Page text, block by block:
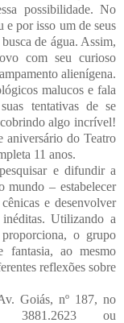
possibilidade. No
e por isso um de seus
de água. Assim,
com seu curioso
alienígena.
malucos e fala
tentativas de se
algo incrível!
aniversário do Teatro
11 anos.
e difundir a
mundo – estabelecer
e desenvolver
Utilizando a
o grupo
fantasia, ao mesmo
reflexões sobre
Goiás, nº 187, no
3881.2623 ou